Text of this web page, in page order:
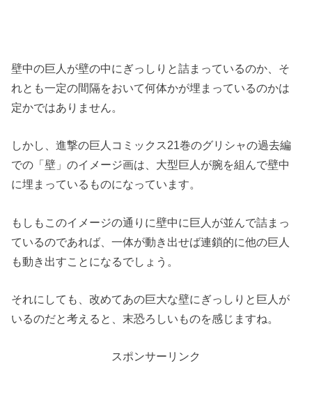
壁中の巨人が壁の中にぎっしりと詰まっているのか、そ
れとも一定の間隔をおいて何体かが埋まっているのかは
定かではありません。
しかし、進撃の巨人コミックス21巻のグリシャの過去編
での「壁」のイメージ画は、大型巨人が腕を組んで壁中
に埋まっているものになっています。
もしもこのイメージの通りに壁中に巨人が並んで詰まっ
ているのであれば、一体が動き出せば連鎖的に他の巨人
も動き出すことになるでしょう。
それにしても、改めてあの巨大な壁にぎっしりと巨人が
いるのだと考えると、末恐ろしいものを感じますね。
スポンサーリンク